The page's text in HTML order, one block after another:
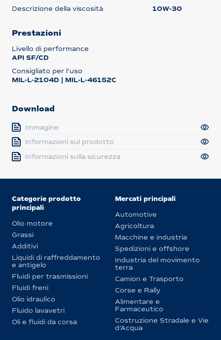
Descrizione della viscosità
10W-30
Prestazioni
Livello di performance
API SF/CD
Consigliato per l’uso
MIL-L-2104D | MIL-L-46152C
Download
Immagine
Informazioni sul prodotto
Informazioni sulla sicurezza
Categorie prodotto
principali
Olio motore
Grassi
Additivi
Liquidi di raffreddamento
e antigelo
Fluidi per trasmissioni
Fluidi freni
Olio idraulico
Fluido lavavetri
Oli e fluidi da corsa
Mercati principali
Automotive
Agricoltura
Macchine e industria
Spedizioni e offshore
Industria del movimento
terra
Camion e Trasporto
Corse e Rally
Alimentare e
Farmaceutico
Costruzione Stradale e Vie
d’Acqua